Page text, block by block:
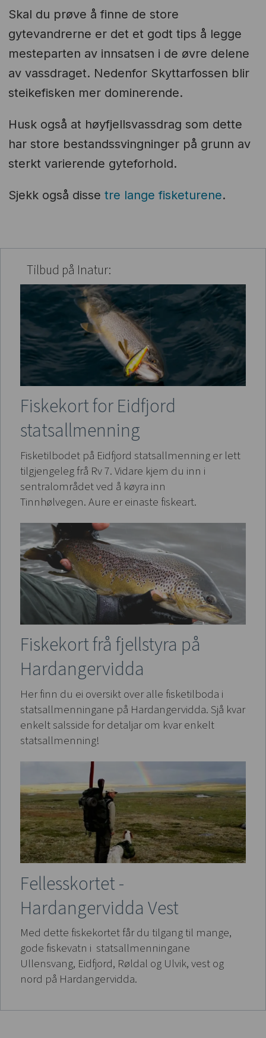
Skal du prøve å finne de store
gytevandrerne er det et godt tips å legge
mesteparten av innsatsen i de øvre delene
av vassdraget. Nedenfor Skyttarfossen blir
steikefisken mer dominerende.
Husk også at høyfjellsvassdrag som dette
har store bestandssvingninger på grunn av
sterkt varierende gyteforhold.
Sjekk også disse tre lange fisketurene.
Tilbud på Inatur:
Fiskekort for Eidfjord
statsallmenning
Fisketilbodet på Eidfjord statsallmenning er lett
tilgjengeleg frå Rv 7. Vidare kjem du inn i
sentralområdet ved å køyra inn
Tinnhølvegen. Aure er einaste fiskeart.
Fiskekort frå fjellstyra på
Hardangervidda
Her finn du ei oversikt over alle fisketilboda i
statsallmenningane på Hardangervidda. Sjå kvar
enkelt salsside for detaljar om kvar enkelt
statsallmenning!
Fellesskortet -
Hardangervidda Vest
Med dette fiskekortet får du tilgang til mange,
gode fiskevatn i statsallmenningane
Ullensvang, Eidfjord, Røldal og Ulvik, vest og
nord på Hardangervidda.